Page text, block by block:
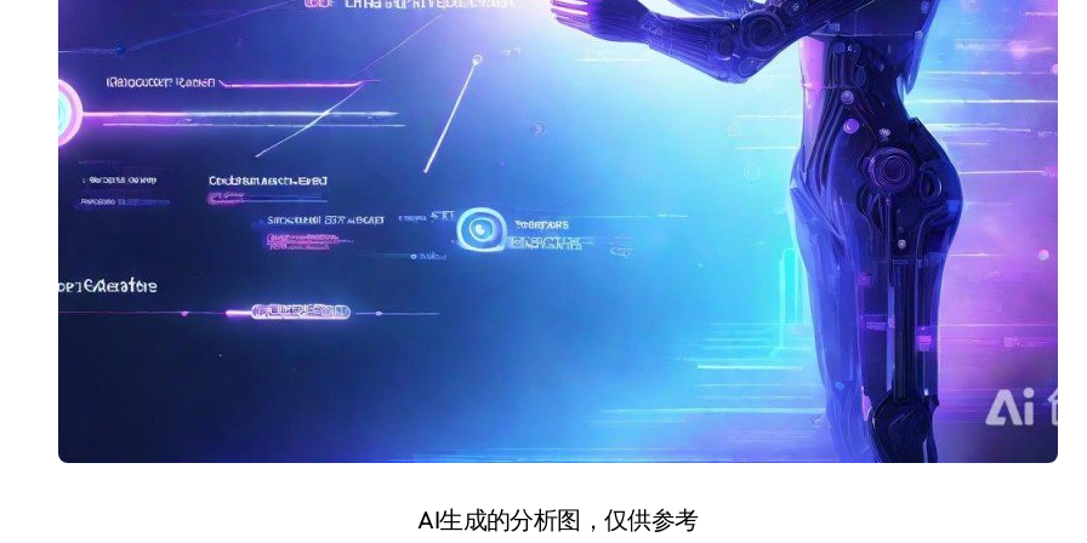
AI生成的分析图，仅供参考